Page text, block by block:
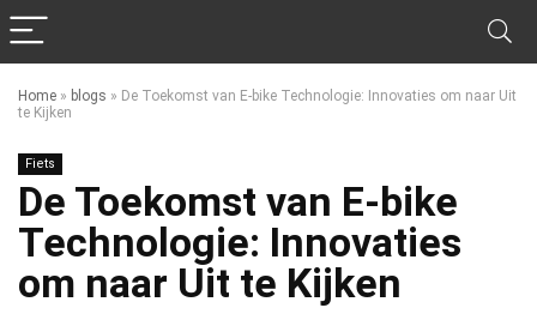
Home » blogs » De Toekomst van E-bike Technologie: Innovaties om naar Uit
te Kijken
Fiets
De Toekomst van E-bike
Technologie: Innovaties
om naar Uit te Kijken